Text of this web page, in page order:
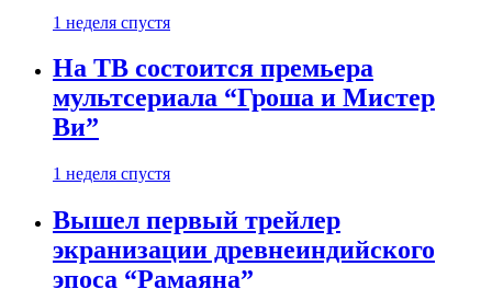
1 неделя спустя
На ТВ состоится премьера
мультсериала “Гроша и Мистер
Ви”
1 неделя спустя
Вышел первый трейлер
экранизации древнеиндийского
эпоса “Рамаяна”